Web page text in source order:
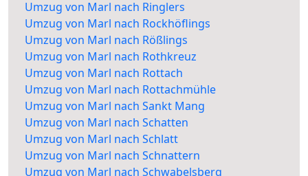
Umzug von Marl nach Ringlers
Umzug von Marl nach Rockhöflings
Umzug von Marl nach Rößlings
Umzug von Marl nach Rothkreuz
Umzug von Marl nach Rottach
Umzug von Marl nach Rottachmühle
Umzug von Marl nach Sankt Mang
Umzug von Marl nach Schatten
Umzug von Marl nach Schlatt
Umzug von Marl nach Schnattern
Umzug von Marl nach Schwabelsberg